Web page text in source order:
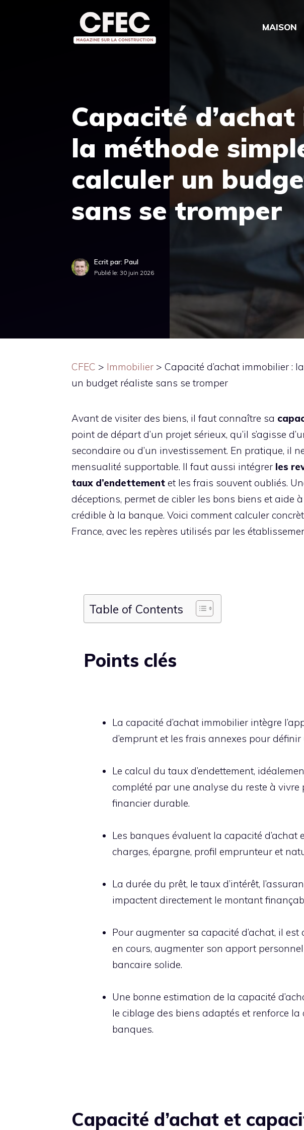
MAISON
Capacité
la méthode
calculer un
sans se tromper
Ecrit par: Paul
Publié le: 30 juin 2026
CFEC > Immobilier > Capacité d’achat immobilier :
un budget réaliste sans se tromper
Avant de visiter des biens, il faut connaître sa
point de départ d’un projet sérieux, qu’il s’agisse
secondaire ou d’un investissement. En pratique, il
mensualité supportable. Il faut aussi intégrer les
taux d’endettement et les frais souvent oubliés.
déceptions, permet de cibler les bons biens et aide
crédible à la banque. Voici comment calculer
France, avec les repères utilisés par les
Table of Contents
Points clés
La capacité d’achat immobilier intègre
d’emprunt et les frais annexes pour
Le calcul du taux d’endettement,
complété par une analyse du reste à
financier durable.
Les banques évaluent la capacité d’achat
charges, épargne, profil emprunteur et
La durée du prêt, le taux d’intérêt,
impactent directement le montant
Pour augmenter sa capacité d’achat, il
en cours, augmenter son apport
bancaire solide.
Une bonne estimation de la capacité
le ciblage des biens adaptés et renforce
banques.
Capacité d’achat et